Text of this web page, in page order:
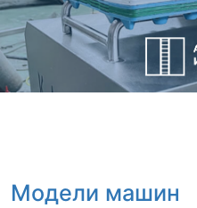
Модели машин